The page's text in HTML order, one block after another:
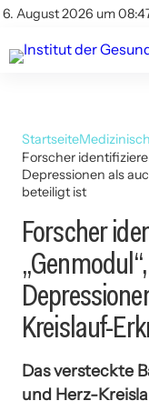
6. August 2026 um
Kontakt
Kontakt
AGBs
Startseite
Forscher
Depressionen als
beteiligt ist
Forscher
Kreislauf-
Das versteckte
und Herz-